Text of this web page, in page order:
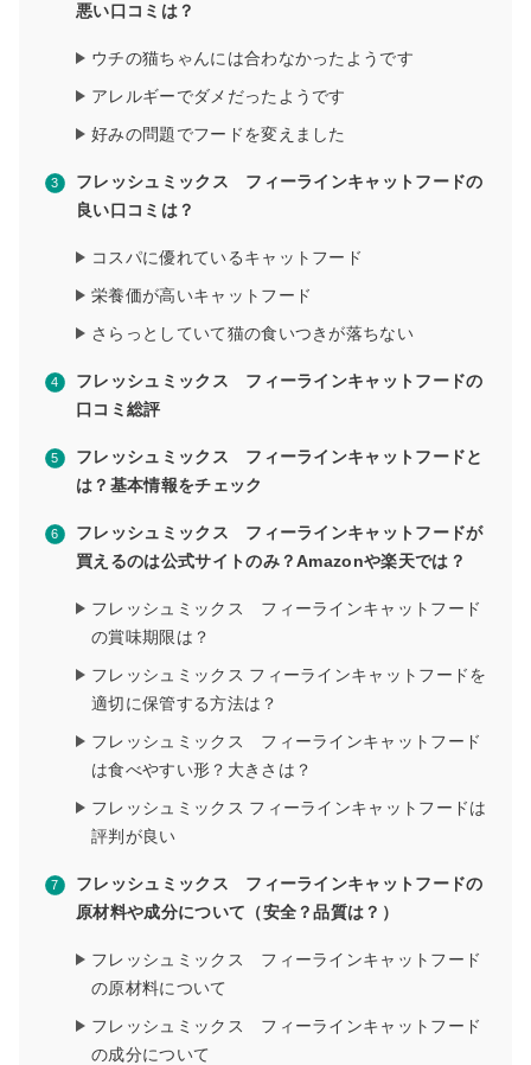
悪い口コミは？
ウチの猫ちゃんには合わなかったようです
アレルギーでダメだったようです
好みの問題でフードを変えました
フレッシュミックス フィーラインキャットフードの
良い口コミは？
コスパに優れているキャットフード
栄養価が高いキャットフード
さらっとしていて猫の食いつきが落ちない
フレッシュミックス フィーラインキャットフードの
口コミ総評
フレッシュミックス フィーラインキャットフードと
は？基本情報をチェック
フレッシュミックス フィーラインキャットフードが
買えるのは公式サイトのみ？Amazonや楽天では？
フレッシュミックス フィーラインキャットフード
の賞味期限は？
フレッシュミックス フィーラインキャットフードを
適切に保管する方法は？
フレッシュミックス フィーラインキャットフード
は食べやすい形？大きさは？
フレッシュミックス フィーラインキャットフードは
評判が良い
フレッシュミックス フィーラインキャットフードの
原材料や成分について（安全？品質は？）
フレッシュミックス フィーラインキャットフード
の原材料について
フレッシュミックス フィーラインキャットフード
の成分について